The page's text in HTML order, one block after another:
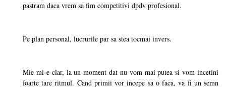
pastram daca vrem sa fim competitivi dpdv profesional.
Pe plan personal, lucrurile par sa stea tocmai invers.
Mie mi-e clar, la un moment dat nu vom mai putea si vom incetini
foarte tare ritmul. Cand primii vor incepe sa o faca, va fi un semn